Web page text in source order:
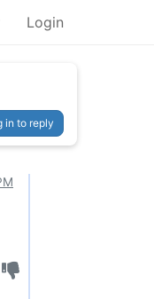
Login
in to reply